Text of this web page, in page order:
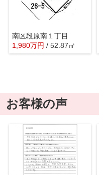
南区段原南１丁目
1,980万円 / 52.87㎡
お客様の声